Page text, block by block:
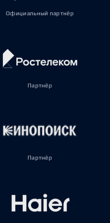
Официальный партнёр
Партнёр
Партнёр